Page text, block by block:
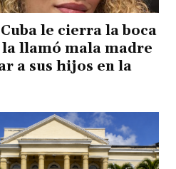
le cierra la boca
la llamó mala madre
a sus hijos en la